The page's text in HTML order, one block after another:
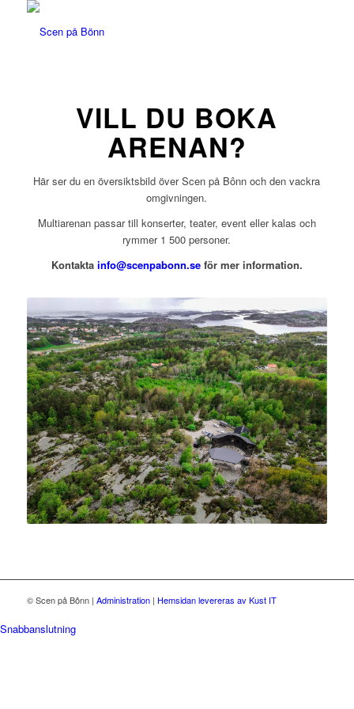
VILL DU BOKA
ARENAN?
Här ser du en översiktsbild över Scen på Bônn och den vackra
omgivningen.
Multiarenan passar till konserter, teater, event eller kalas och
rymmer 1 500 personer.
Kontakta info@scenpabonn.seför mer information.
© Scen på Bônn | Administration | Hemsidan levereras av Kust IT
Snabbanslutning